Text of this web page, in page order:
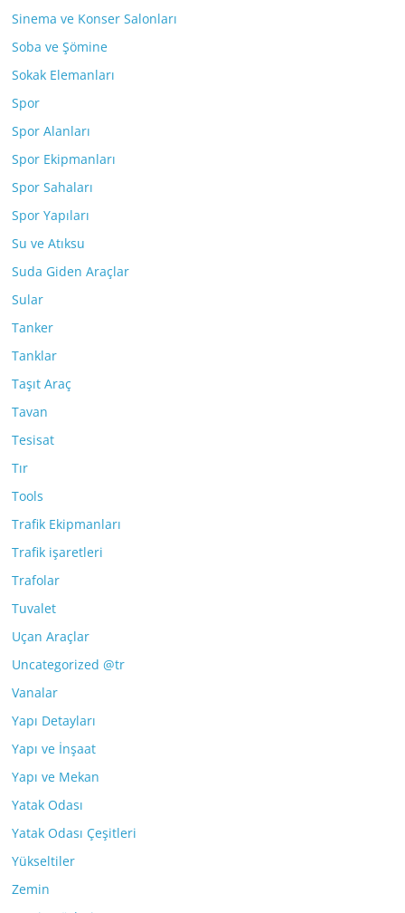
Sinema ve Konser Salonları
Soba ve Şömine
Sokak Elemanları
Spor
Spor Alanları
Spor Ekipmanları
Spor Sahaları
Spor Yapıları
Su ve Atıksu
Suda Giden Araçlar
Sular
Tanker
Tanklar
Taşıt Araç
Tavan
Tesisat
Tır
Tools
Trafik Ekipmanları
Trafik işaretleri
Trafolar
Tuvalet
Uçan Araçlar
Uncategorized @tr
Vanalar
Yapı Detayları
Yapı ve İnşaat
Yapı ve Mekan
Yatak Odası
Yatak Odası Çeşitleri
Yükseltiler
Zemin